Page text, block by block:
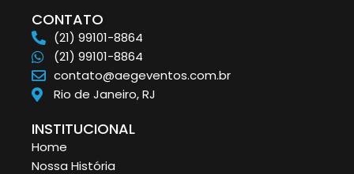
CONTATO
(21) 99101-8864
(21) 99101-8864
contato@aegeventos.com.br
Rio de Janeiro, RJ
INSTITUCIONAL
Home
Nossa História